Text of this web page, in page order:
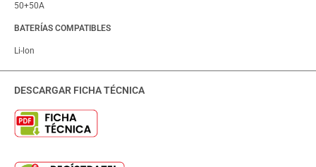
50+50A
BATERÍAS COMPATIBLES
Li-lon
DESCARGAR FICHA TÉCNICA